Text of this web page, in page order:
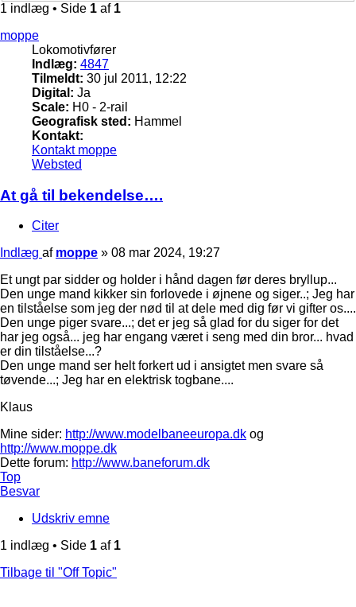
1 indlæg • Side 1 af 1
moppe
Lokomotivfører
Indlæg: 4847
Tilmeldt: 30 jul 2011, 12:22
Digital: Ja
Scale: H0 - 2-rail
Geografisk sted: Hammel
Kontakt:
Kontakt moppe
Websted
At gå til bekendelse….
Citer
Indlæg af moppe » 08 mar 2024, 19:27
Et ungt par sidder og holder i hånd dagen før deres bryllup...
Den unge mand kikker sin forlovede i øjnene og siger..; Jeg har
en tilståelse som jeg der nød til at dele med dig før vi gifter os....
Den unge piger svare...; det er jeg så glad for du siger for det
har jeg også... jeg har engang været i seng med din bror... hvad
er din tilståelse...?
Den unge mand ser helt forkert ud i ansigtet men svare så
tøvende...; Jeg har en elektrisk togbane....
Klaus
Mine sider: http://www.modelbaneeuropa.dk og
http://www.moppe.dk
Dette forum: http://www.baneforum.dk
Top
Besvar
Udskriv emne
1 indlæg • Side 1 af 1
Tilbage til "Off Topic"